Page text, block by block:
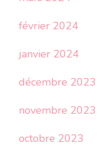
février 2024
janvier 2024
décembre 2023
novembre 2023
octobre 2023